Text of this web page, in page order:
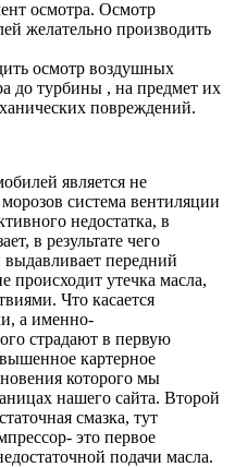
осмотра. Осмотр
желательно производить
осмотр воздушных
до турбины , на предмет их
повреждений.
является не
система вентиляции
недостатка, в
в результате чего
выдавливает передний
происходит утечка масла,
Что касается
а именно-
страдают в первую
картерное
которого мы
нашего сайта. Второй
смазка, тут
это первое
подачи масла.